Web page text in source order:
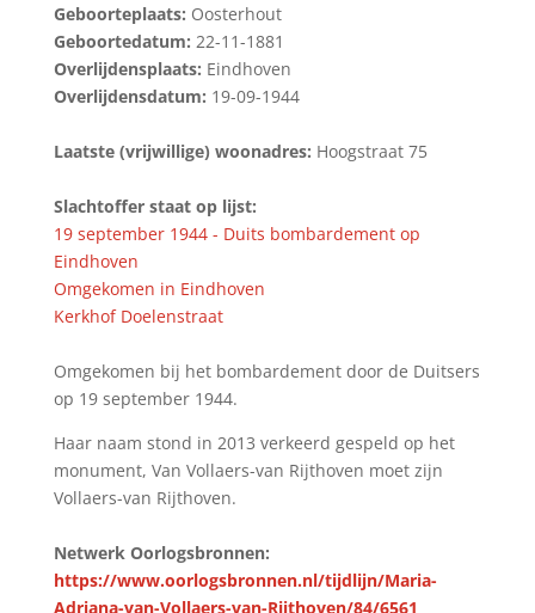
Geboorteplaats: Oosterhout
Geboortedatum: 22-11-1881
Overlijdensplaats: Eindhoven
Overlijdensdatum: 19-09-1944
Laatste (vrijwillige) woonadres: Hoogstraat 75
Slachtoffer staat op lijst:
19 september 1944 - Duits bombardement op
Eindhoven
Omgekomen in Eindhoven
Kerkhof Doelenstraat
Omgekomen bij het bombardement door de Duitsers
op 19 september 1944.
Haar naam stond in 2013 verkeerd gespeld op het
monument, Van Vollaers-van Rijthoven moet zijn
Vollaers-van Rijthoven.
Netwerk Oorlogsbronnen:
https://www.oorlogsbronnen.nl/tijdlijn/Maria-
Adriana-van-Vollaers-van-Rijthoven/84/6561